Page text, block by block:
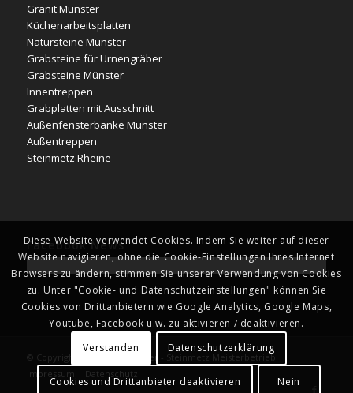
Granit Münster
Küchenarbeitsplatten
Natursteine Münster
Grabsteine für Urnengräber
Grabsteine Münster
Innentreppen
Grabplatten mit Ausschnitt
Außenfensterbänke Münster
Außentreppen
Steinmetz Rheine
Facebook News
© Copyright - Naturstein Kläver - Steinmetz Meisterbetrieb |
Impressum | Datenschutz |
Diese Website verwendet Cookies. Indem Sie weiter auf dieser
Website navigieren, ohne die Cookie-Einstellungen Ihres Internet
Browsers zu ändern, stimmen Sie unserer Verwendung von Cookies
zu. Unter "Cookie- und Datenschutzeinstellungen" können Sie
Cookies von Drittanbietern wie Google Analytics, Google Maps,
Youtube, Facebook u.w. zu aktivieren / deaktivieren.
Verstanden
Datenschutzerklärung
Cookies und Drittanbieter deaktivieren Nein